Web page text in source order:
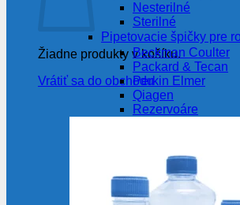
Žiadne produkty v košíku.
Vrátiť sa do obchodu
Nesterilné
Sterilné
Pipetovacie špičky pre
Beckman Coulter
Packard & Tecan
Perkin Elmer
Qiagen
Rezervoáre